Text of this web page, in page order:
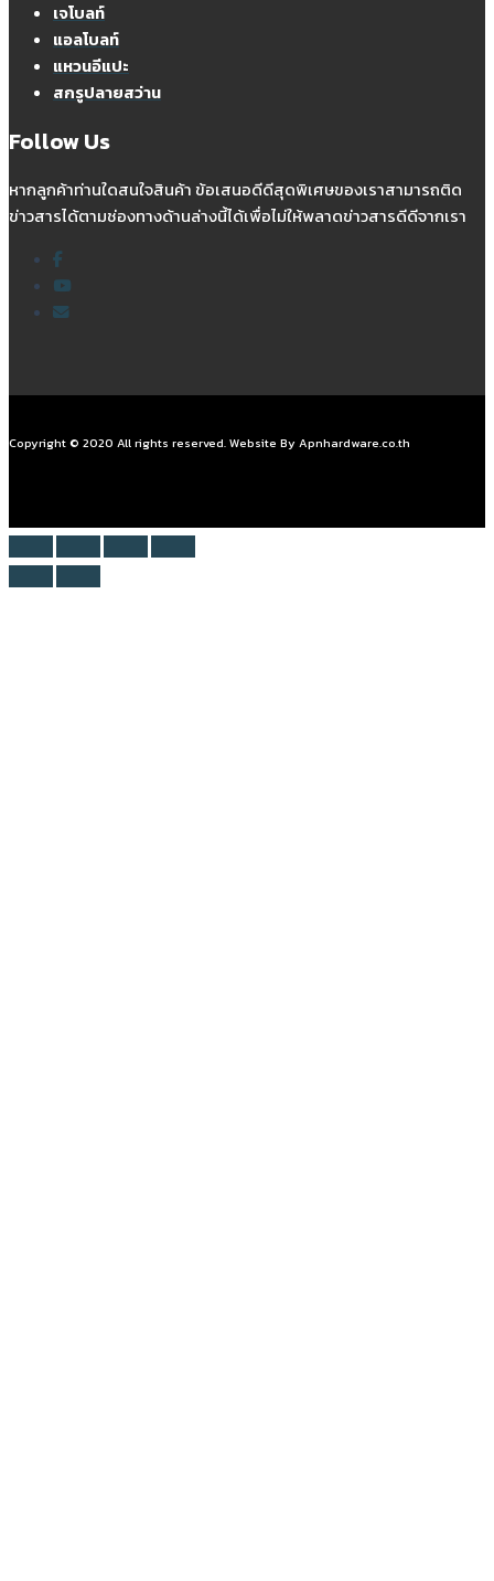
เจโบลท์
แอลโบลท์
แหวนอีแปะ
สกรูปลายสว่าน
Follow Us
หากลูกค้าท่านใดสนใจสินค้า ข้อเสนอดีดีสุดพิเศษของเราสามารถติด
ข่าวสารได้ตามช่องทางด้านล่างนี้ได้เพื่อไม่ให้พลาดข่าวสารดีดีจากเรา
Copyright © 2020 All rights reserved. Website By Apnhardware.co.th